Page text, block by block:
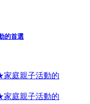
的首選